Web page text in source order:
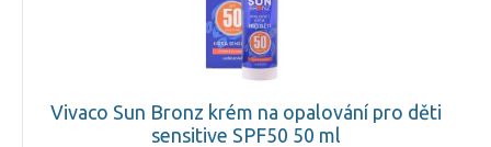
Vivaco Sun Bronz krém na opalování pro děti
sensitive SPF50 50 ml